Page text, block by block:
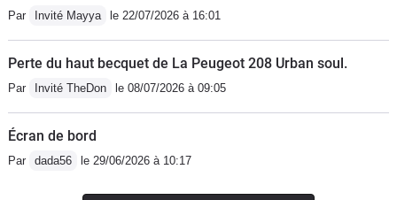
Par Invité Mayya le 22/07/2026 à 16:01
Perte du haut becquet de La Peugeot 208 Urban soul.
Par Invité TheDon le 08/07/2026 à 09:05
Écran de bord
Par dada56 le 29/06/2026 à 10:17